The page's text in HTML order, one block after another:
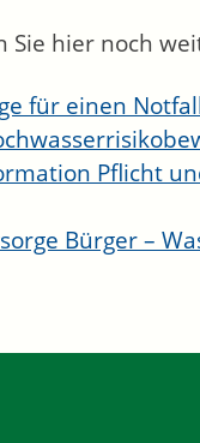
Sie hier noch
für einen
Pflicht
Bürger –